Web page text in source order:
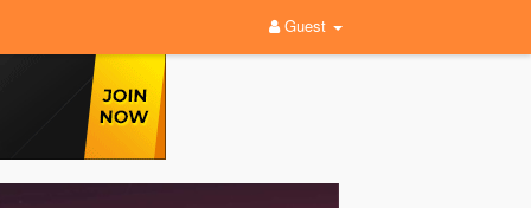
Guest